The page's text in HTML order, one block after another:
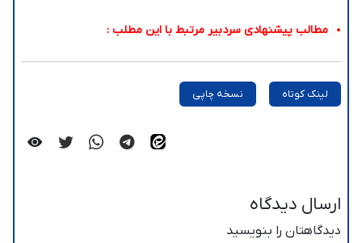
مطالب پیشنهادی سردبیر مرتبط با این مطلب :
لینک کوتاه نسخه چاپی
ارسال دیدگاه
دیدگاهتان را بنویسید